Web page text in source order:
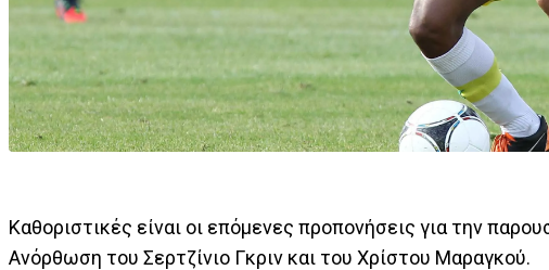
Καθοριστικές είναι οι επόμενες προπονήσεις για την
Ανόρθωση του Σερτζίνιο Γκριν και του Χρίστου Μαραγκού.